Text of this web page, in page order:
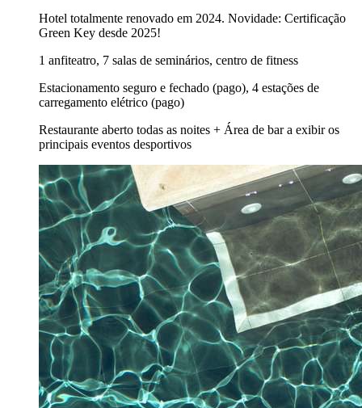
Hotel totalmente renovado em 2024. Novidade: Certificação
Green Key desde 2025!
1 anfiteatro, 7 salas de seminários, centro de fitness
Estacionamento seguro e fechado (pago), 4 estações de
carregamento elétrico (pago)
Restaurante aberto todas as noites + Área de bar a exibir os
principais eventos desportivos